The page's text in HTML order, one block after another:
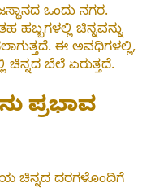
ಒಂದು ನಗರ.
ಹಬ್ಬಗಳಲ್ಲಿ ಚಿನ್ನವನ್ನು
ಈ ಅವಧಿಗಳಲ್ಲಿ,
ಚಿನ್ನದ ಬೆಲೆ ಏರುತ್ತದೆ.
ಪ್ರಭಾವ
ಚಿನ್ನದ ದರಗಳೊಂದಿಗೆ